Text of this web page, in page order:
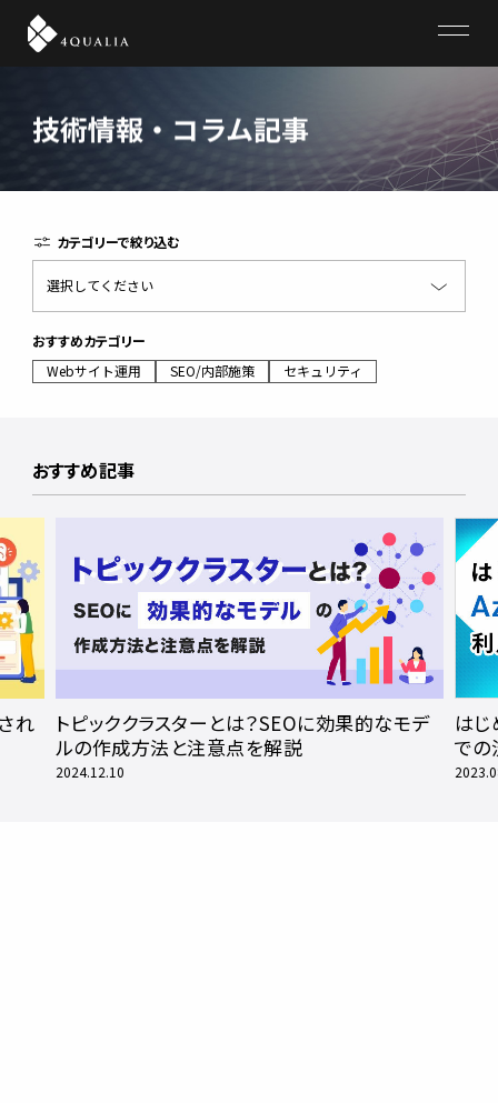
技術情報・コラム記事
カテゴリーで絞り込む
選択してください
おすすめカテゴリー
Webサイト運用
SEO/内部施策 セキュリティ
おすすめ記事
れ
トピッククラスターとは？SEOに効果的なモデ
ルの作成方法と注意点を解説
2024.12.10
は
での